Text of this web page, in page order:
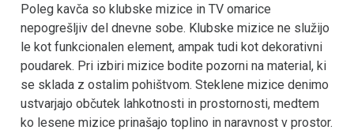
Poleg kavča so klubske mizice in TV omarice
nepogrešljiv del dnevne sobe. Klubske mizice ne služijo
le kot funkcionalen element, ampak tudi kot dekorativni
poudarek. Pri izbiri mizice bodite pozorni na material, ki
se sklada z ostalim pohištvom. Steklene mizice denimo
ustvarjajo občutek lahkotnosti in prostornosti, medtem
ko lesene mizice prinašajo toplino in naravnost v prostor.